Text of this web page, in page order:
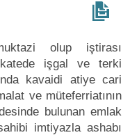
olup iştirası
işgal ve terki
kavaidi atiye cari
ve müteferriatının
bulunan emlak
imtiyazla ashabı